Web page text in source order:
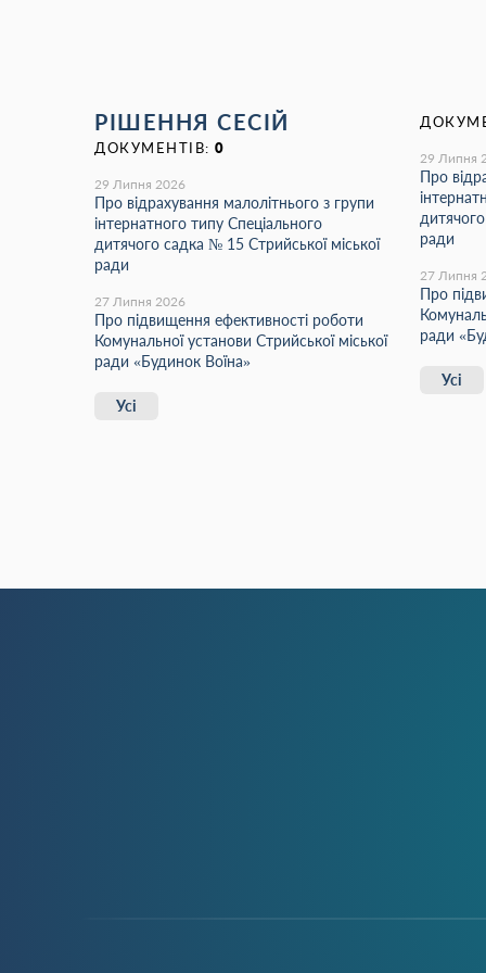
РІШЕННЯ СЕСІЙ
ДОКУМЕНТІВ: 0
29 Липня 2026
Про відрахування малолітнього з групи
інтернатного типу Спеціального
дитячого садка № 15 Стрийської міської
ради
27 Липня 2026
Про підвищення ефективності роботи
Комунальної установи Стрийської міської
ради «Будинок Воїна»
Усі
29 Липня
Про
ради
27 Липня
Про
ради
Усі